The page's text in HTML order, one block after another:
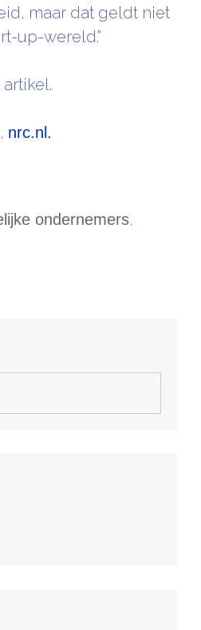
maar dat geldt niet
up-wereld.”
nrc.nl.
ondernemers,